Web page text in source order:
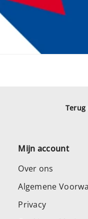
Terug
Mijn account
Over ons
Algemene
Privacy